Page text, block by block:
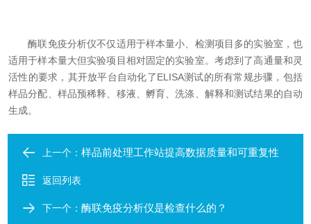
酶联免疫分析仪不仅适用于样本量小、检测项目多的实验室，也
适用于样本量大但实验项目相对固定的实验室。考虑到了高通量和灵
活性的要求，其开放平台自动化了ELISA测试的所有常规步骤，包括
样品分配、样品预稀释、移液、孵育、洗涤、解释和测试结果的自动
生成。
上一个：样品前处理工作站提高数据质量和可重复性
返回列表
下一个：酶联免疫分析仪是检查什么的？